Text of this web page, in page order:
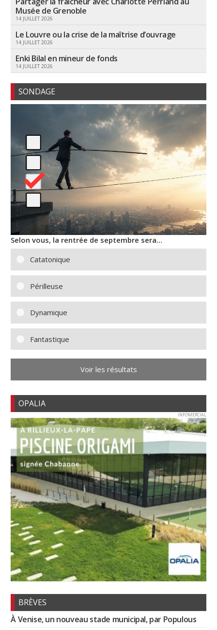
Musée de Grenoble
14 JUILLET 2026
Le Louvre ou la crise de la maîtrise d’ouvrage
14 JUILLET 2026
Enki Bilal en mineur de fonds
14 JUILLET 2026
SONDAGE
Selon vous, la rentrée de septembre sera…
Catatonique
Périlleuse
Dynamique
Fantastique
Voir les résultats
OPALIA
INFOMERCIAL
BRÈVES
À Venise, un nouveau stade municipal, par Populous